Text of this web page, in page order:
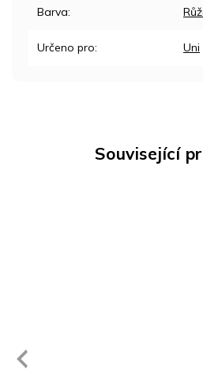
Související
Barva:
Určeno pro: Uni